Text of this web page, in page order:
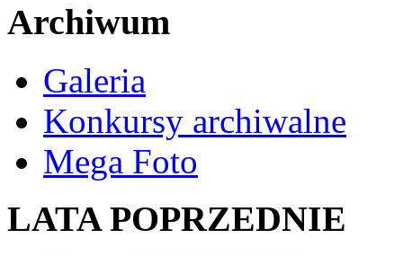
Archiwum
Galeria
Konkursy archiwalne
Mega Foto
LATA POPRZEDNIE